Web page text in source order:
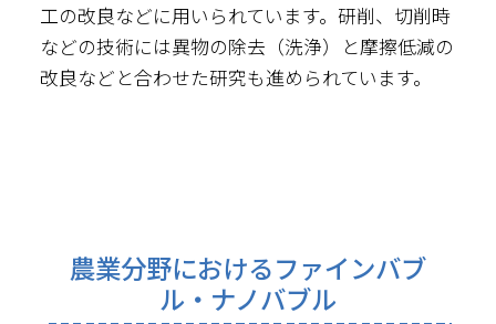
工の改良などに用いられています。研削、切削時
などの技術には異物の除去（洗浄）と摩擦低減の
改良などと合わせた研究も進められています。
農業分野におけるファインバブ
ル・ナノバブル